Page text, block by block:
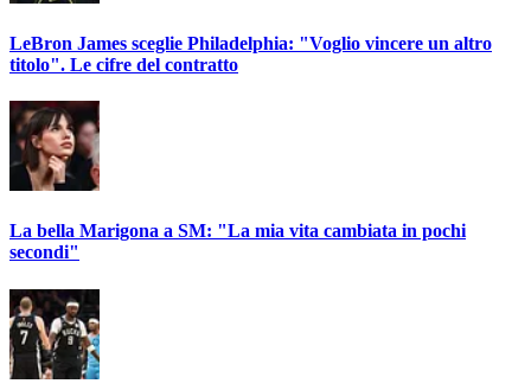
LeBron James sceglie Philadelphia: "Voglio vincere un altro
titolo". Le cifre del contratto
La bella Marigona a SM: "La mia vita cambiata in pochi
secondi"